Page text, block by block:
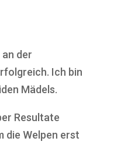
der
Ich bin
Mädels.
Resultate
die Welpen erst